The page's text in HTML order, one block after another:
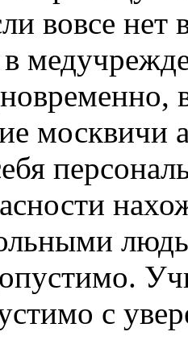
вовсе
в
москвичи
с